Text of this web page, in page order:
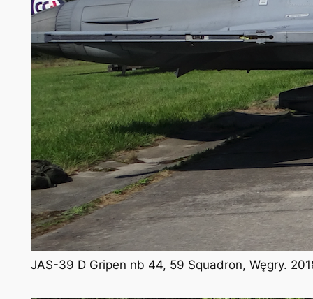
JAS-39 D Gripen nb 44, 59 Squadron, Węgry.